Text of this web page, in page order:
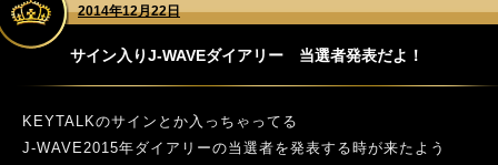
2014年12月22日
サイン入りJ-WAVEダイアリー 当選者発表だよ！
KEYTALKのサインとか入っちゃってる
J-WAVE2015年ダイアリーの当選者を発表する時が来たよう